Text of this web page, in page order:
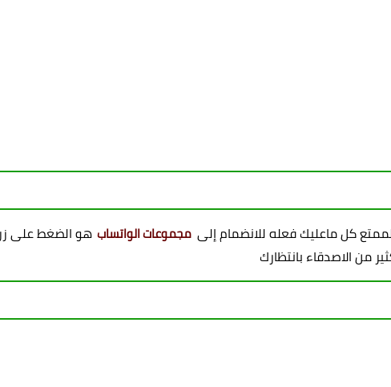
كل ماعليك فعله للانضمام إلى مجموعات الواتساب هو الضغط على
من الاصدقاء بانتظارك